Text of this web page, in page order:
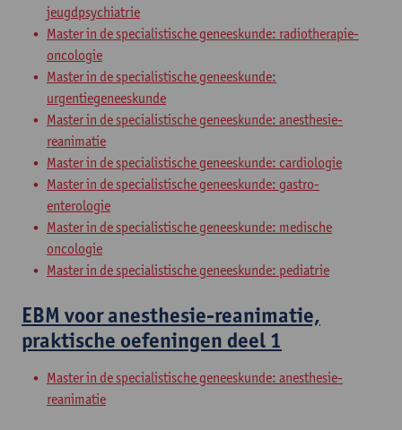
jeugdpsychiatrie
Master in de specialistische geneeskunde: radiotherapie-
oncologie
Master in de specialistische geneeskunde:
urgentiegeneeskunde
Master in de specialistische geneeskunde: anesthesie-
reanimatie
Master in de specialistische geneeskunde: cardiologie
Master in de specialistische geneeskunde: gastro-
enterologie
Master in de specialistische geneeskunde: medische
oncologie
Master in de specialistische geneeskunde: pediatrie
EBM voor anesthesie-reanimatie,
praktische oefeningen deel 1
Master in de specialistische geneeskunde: anesthesie-
reanimatie